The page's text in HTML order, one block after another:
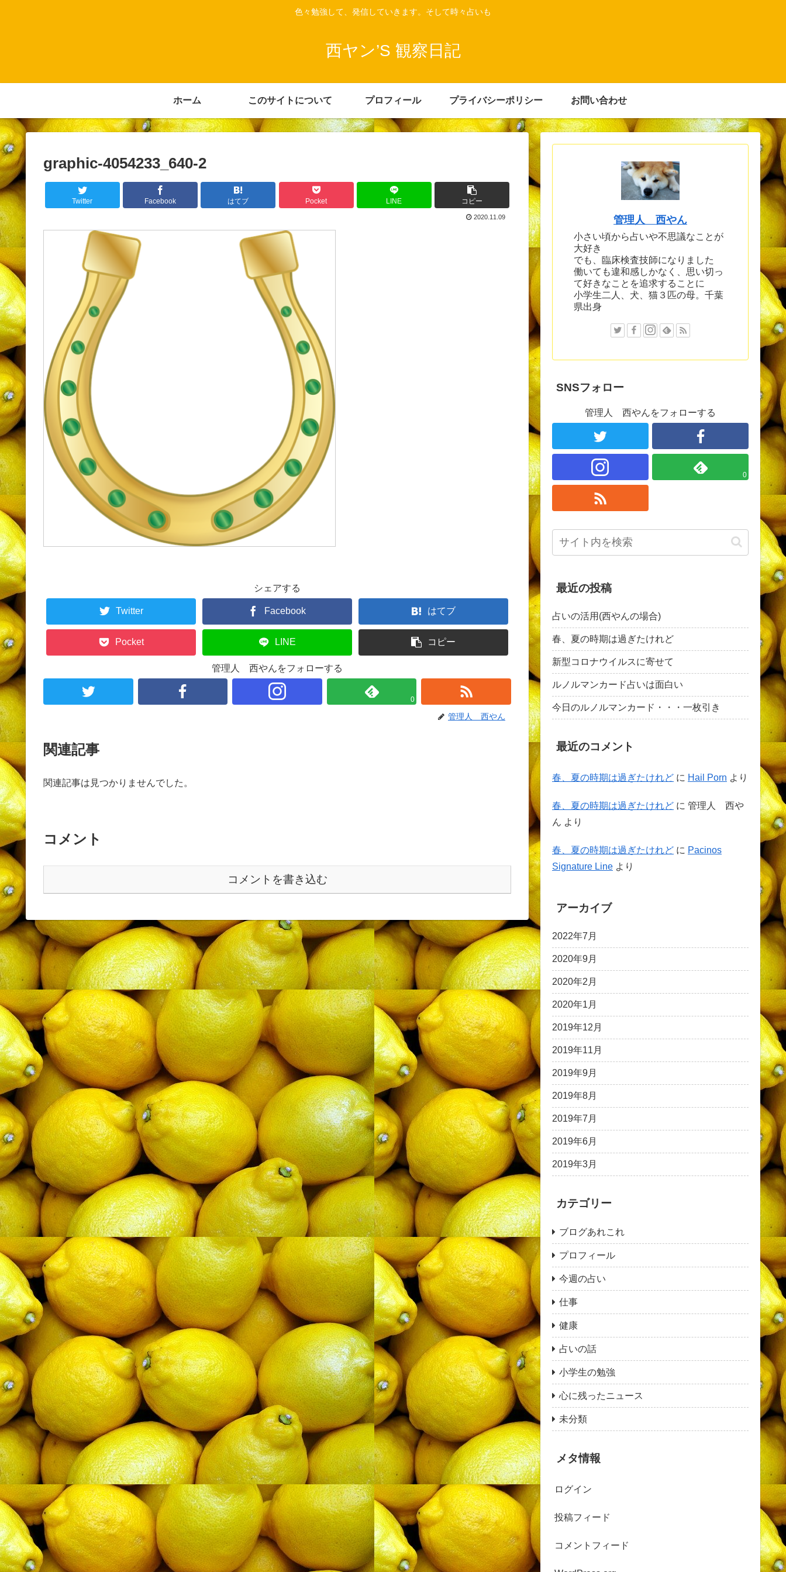
色々勉強して、発信していきます。そして時々占いも
西ヤン’S 観察日記
ホーム このサイトについて プロフィール プライバシーポリシー お問い合わせ
graphic-4054233_640-2
Twitter Facebook はてブ Pocket LINE コピー
2020.11.09
シェアする
Twitter Facebook はてブ
Pocket LINE コピー
管理人 西やんをフォローする
0
管理人 西やん
関連記事
関連記事は見つかりませんでした。
コメント
コメントを書き込む
管理人 西やん
小さい頃から占いや不思議なことが
大好き
でも、臨床検査技師になりました
働いても違和感しかなく、思い切っ
て好きなことを追求することに
小学生二人、犬、猫３匹の母。千葉
県出身
SNSフォロー
管理人 西やんをフォローする
0
最近の投稿
占いの活用(西やんの場合)
春、夏の時期は過ぎたけれど
新型コロナウイルスに寄せて
ルノルマンカード占いは面白い
今日のルノルマンカード・・・一枚引き
最近のコメント
春、夏の時期は過ぎたけれど に Hail Porn より
春、夏の時期は過ぎたけれど に 管理人 西や
ん より
春、夏の時期は過ぎたけれど に Pacinos
Signature Line より
アーカイブ
2022年7月
2020年9月
2020年2月
2020年1月
2019年12月
2019年11月
2019年9月
2019年8月
2019年7月
2019年6月
2019年3月
カテゴリー
ブログあれこれ
プロフィール
今週の占い
仕事
健康
占いの話
小学生の勉強
心に残ったニュース
未分類
メタ情報
ログイン
投稿フィード
コメントフィード